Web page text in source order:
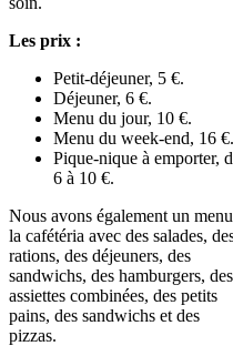
Les prix :
Petit-déjeuner, 5 €.
Déjeuner, 6 €.
Menu du jour, 10 €.
Menu du week-end, 16 €.
Pique-nique à emporter,
6 à 10 €.
Nous avons également un
la cafétéria avec des salades,
rations, des déjeuners, des
sandwichs, des hamburgers, des
assiettes combinées, des petits
pains, des sandwichs et des
pizzas.